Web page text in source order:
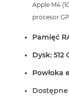
Apple M4
procesor
Pamięć
Dysk: 512
Powłoka
Dostępne